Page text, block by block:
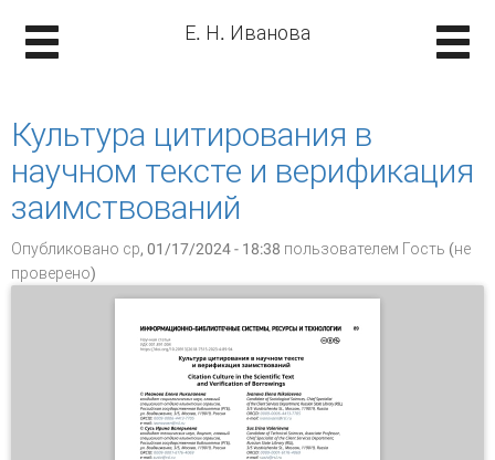
Е. Н. Иванова
Культура цитирования в
научном тексте и верификация
заимствований
Опубликовано ср, 01/17/2024 - 18:38 пользователем Гость (не
проверено)